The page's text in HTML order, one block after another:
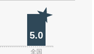
5.0
全国